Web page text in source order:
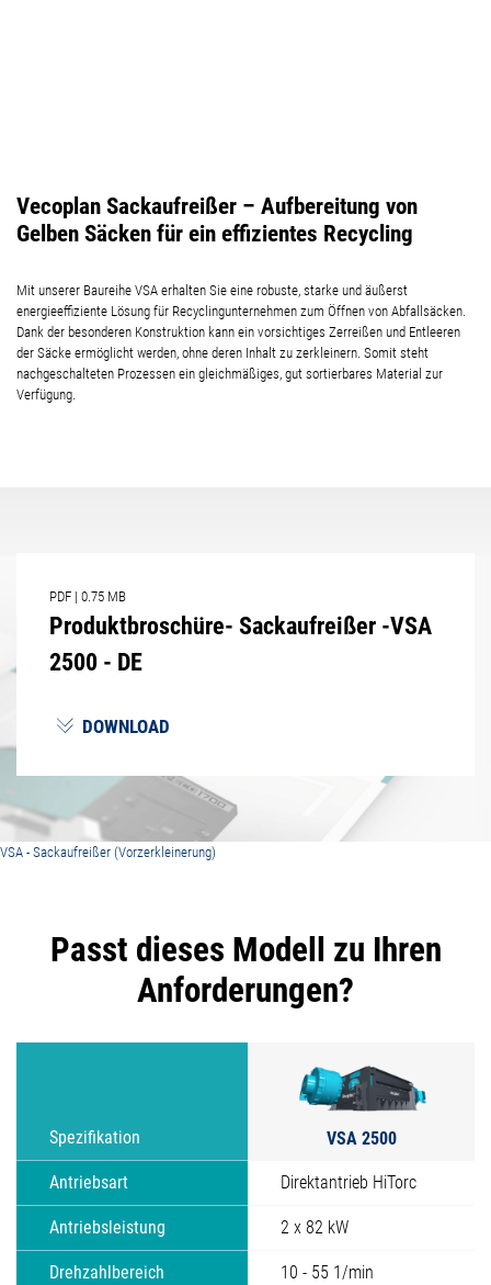
Vecoplan Sackaufreißer – Aufbereitung von
Gelben Säcken für ein effizientes Recycling
Mit unserer Baureihe VSA erhalten Sie eine robuste, starke und äußerst
energieeffiziente Lösung für Recyclingunternehmen zum Öffnen von Abfallsäcken.
Dank der besonderen Konstruktion kann ein vorsichtiges Zerreißen und Entleeren
der Säcke ermöglicht werden, ohne deren Inhalt zu zerkleinern. Somit steht
nachgeschalteten Prozessen ein gleichmäßiges, gut sortierbares Material zur
Verfügung.
PDF | 0.75 MB
Produktbroschüre- Sackaufreißer -VSA
2500 - DE
DOWNLOAD
VSA - Sackaufreißer (Vorzerkleinerung)
Passt dieses Modell zu Ihren
Anforderungen?
Spezifikation VSA 2500
Antriebsart Direktantrieb HiTorc
Antriebsleistung 2 x 82 kW
Drehzahlbereich 10 - 55 1/min